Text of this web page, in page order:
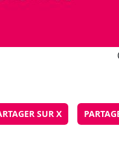
SUR X